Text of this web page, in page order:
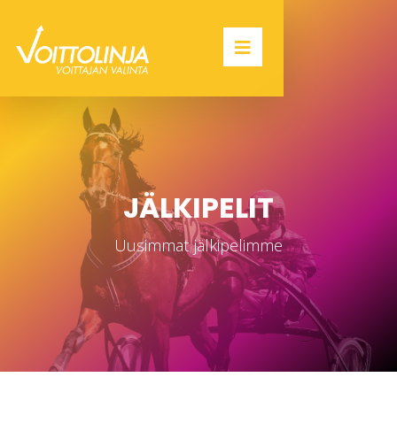
JÄLKIPELIT
Uusimmat jälkipelimme